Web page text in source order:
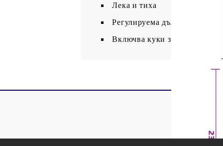
Лека и тиха
Регулируема дължина и
Включва куки за закачане на